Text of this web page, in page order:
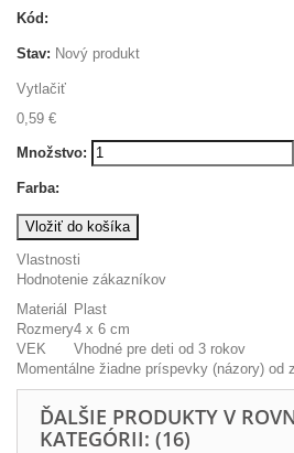
Kód:
Stav: Nový produkt
Vytlačiť
0,59 €
Množstvo:
Farba:
Vložiť do košíka
Vlastnosti
Hodnotenie zákazníkov
Materiál Plast
Rozmery4 x 6 cm
VEK
Vhodné pre deti od 3 rokov
Momentálne žiadne príspevky (názory) od
ĎALŠIE PRODUKTY V
KATEGÓRII: (16)